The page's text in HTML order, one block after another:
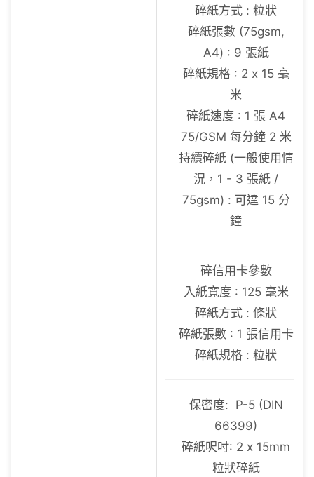
碎紙方式 : 粒狀
碎紙張數 (75gsm,
A4) : 9 張紙
碎紙規格 : 2 x 15 毫
米
碎紙速度 : 1 張 A4
75/GSM 每分鐘 2 米
持續碎紙 (一般使用情
況，1 - 3 張紙 /
75gsm) : 可達 15 分
鐘
碎信用卡參數
入紙寬度 : 125 毫米
碎紙方式 : 條狀
碎紙張數 : 1 張信用卡
碎紙規格 : 粒狀
保密度: P-5 (DIN
66399)
碎紙呎吋: 2 x 15mm
粒狀碎紙